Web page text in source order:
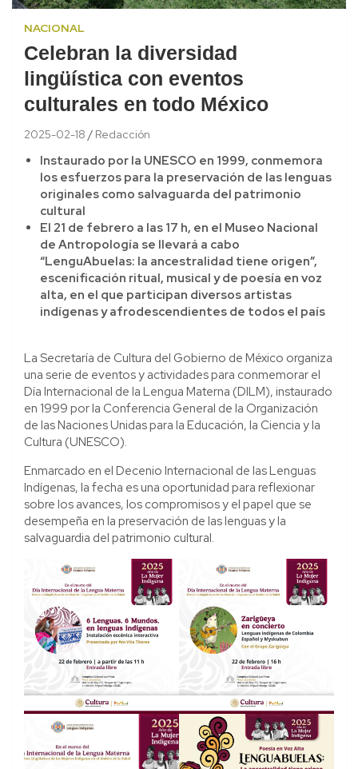
NACIONAL
Celebran la diversidad
lingüística con eventos
culturales en todo México
2025-02-18 Redacción
Instaurado por la UNESCO en 1999, conmemora
los esfuerzos para la preservación de las lenguas
originales como salvaguarda del patrimonio
cultural
El 21 de febrero a las 17 h, en el Museo Nacional
de Antropología se llevará a cabo
“LenguAbuelas: la ancestralidad tiene origen”,
escenificación ritual, musical y de poesía en voz
alta, en el que participan diversos artistas
indígenas y afrodescendientes de todos el país
La Secretaría de Cultura del Gobierno de México organiza
una serie de eventos y actividades para conmemorar el
Día Internacional de la Lengua Materna (DILM), instaurado
en 1999 por la Conferencia General de la Organización
de las Naciones Unidas para la Educación, la Ciencia y la
Cultura (UNESCO).
Enmarcado en el Decenio Internacional de las Lenguas
Indígenas, la fecha es una oportunidad para reflexionar
sobre los avances, los compromisos y el papel que se
desempeña en la preservación de las lenguas y la
salvaguardia del patrimonio cultural.